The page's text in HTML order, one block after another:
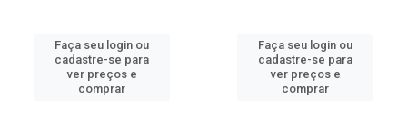
Faça seu login ou
cadastre-se para
ver preços e
comprar
Faça seu login ou
cadastre-se para
ver preços e
comprar